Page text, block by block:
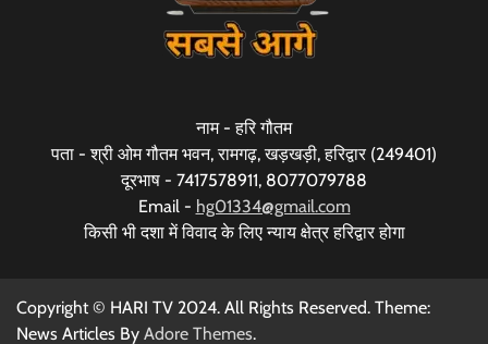
नाम - हरि गौतम
पता - श्री ओम गौतम भवन, रामगढ़, खड़खड़ी, हरिद्वार (249401)
दूरभाष - 7417578911, 8077079788
Email - hg01334@gmail.com
किसी भी दशा में विवाद के लिए न्याय क्षेत्र हरिद्वार होगा
Copyright © HARI TV 2024. All Rights Reserved. Theme:
News Articles By Adore Themes.